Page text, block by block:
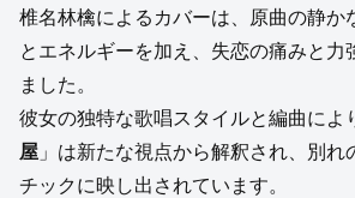
椎名林檎によるカバーは、原曲の静か
とエネルギーを加え、失恋の痛みと力
ました。
彼女の独特な歌唱スタイルと編曲によ
屋 」は新たな視点から解釈され、別れ
チックに映し出されています。